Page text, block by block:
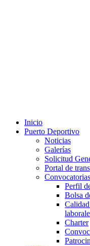
Inicio
Puerto Deportivo
Noticias
Galerías
Solicitud
Portal de
Perfil
Bolsa
Charter